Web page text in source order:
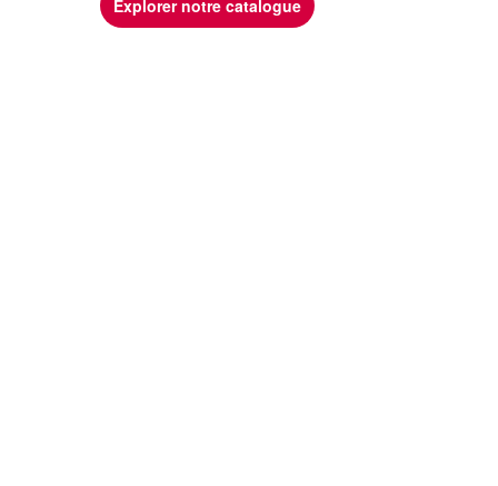
Explorer notre catalogue